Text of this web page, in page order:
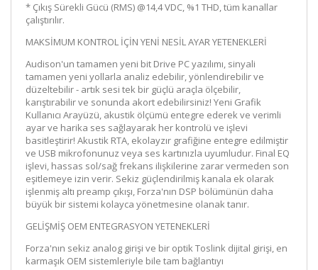
* Çıkış Sürekli Gücü (RMS) @14,4 VDC, %1 THD, tüm kanallar
çalıştırılır.
MAKSİMUM KONTROL İÇİN YENİ NESİL AYAR YETENEKLERİ
Audison'un tamamen yeni bit Drive PC yazılımı, sinyali
tamamen yeni yollarla analiz edebilir, yönlendirebilir ve
düzeltebilir - artık sesi tek bir güçlü araçla ölçebilir,
karıştırabilir ve sonunda akort edebilirsiniz! Yeni Grafik
Kullanıcı Arayüzü, akustik ölçümü entegre ederek ve verimli
ayar ve harika ses sağlayarak her kontrolü ve işlevi
basitleştirir! Akustik RTA, ekolayzır grafiğine entegre edilmiştir
ve USB mikrofonunuz veya ses kartınızla uyumludur. Final EQ
işlevi, hassas sol/sağ frekans ilişkilerine zarar vermeden son
eşitlemeye izin verir. Sekiz güçlendirilmiş kanala ek olarak
işlenmiş altı preamp çıkışı, Forza'nın DSP bölümünün daha
büyük bir sistemi kolayca yönetmesine olanak tanır.
GELİŞMİŞ OEM ENTEGRASYON YETENEKLERİ
Forza'nın sekiz analog girişi ve bir optik Toslink dijital girişi, en
karmaşık OEM sistemleriyle bile tam bağlantıyı